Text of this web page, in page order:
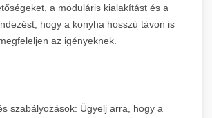
a moduláris kialakítást és a
hogy a konyha hosszú távon is
az igényeknek.
szabályozások: Ügyelj arra, hogy a